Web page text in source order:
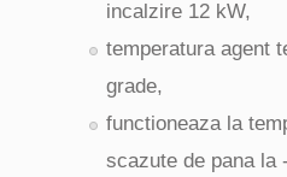
incalzire 12 kW,
temperatura agent
grade,
functioneaza la
scazute de pana la